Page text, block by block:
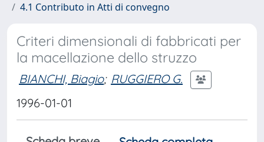
4.1 Contributo in Atti di convegno
Criteri dimensionali di fabbricati per
la macellazione dello struzzo
BIANCHI, Biagio; RUGGIERO G.
1996-01-01